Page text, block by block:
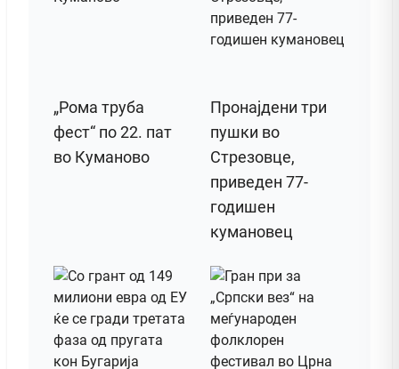
„Рома труба
фест“ по 22. пат
во Куманово
Пронајдени три
пушки во
Стрезовце,
приведен 77-
годишен
кумановец